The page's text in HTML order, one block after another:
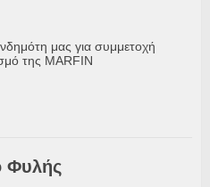
μας για συμμετοχή
της MARFIN
Φυλής